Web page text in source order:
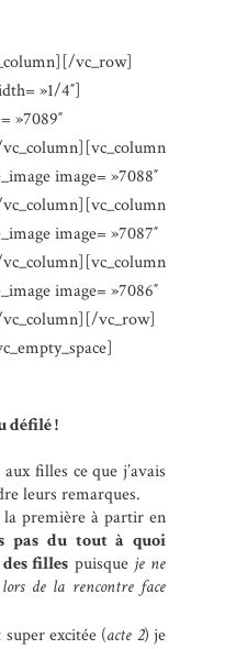
vc_row]
»1/4″]
»7089″
image= »7088″
image= »7087″
image= »7086″
vc_row]
défilé !
filles ce que j’avais
leurs remarques.
la première à partir en
pas du tout à quoi
filles puisque je ne
de la rencontre face
excitée (acte 2) je